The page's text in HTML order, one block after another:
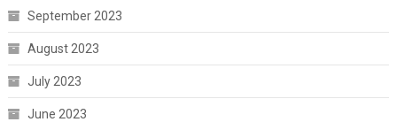
September 2023
August 2023
July 2023
June 2023